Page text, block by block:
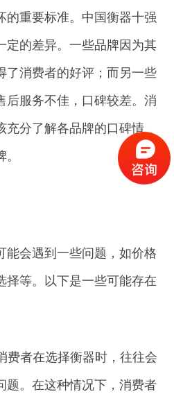
的重要标准。中国衡器十强
定的差异。一些品牌因为其
了消费者的好评；而另一些
后服务不佳，口碑较差。消
充分了解各品牌的口碑情
能会遇到一些问题，如价格
择等。以下是一些可能存在
费者在选择衡器时，往往会
题。在这种情况下，消费者